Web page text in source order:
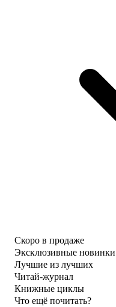
Скоро в продаже
Эксклюзивные новинки
Лучшие из лучших
Читай-журнал
Книжные циклы
Что ещё почитать?